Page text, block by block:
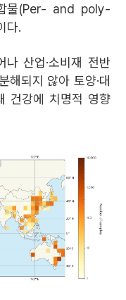
물(Per- and poly-
다.
나 산업·소비재 전반
해되지 않아 토양·대
건강에 치명적 영향